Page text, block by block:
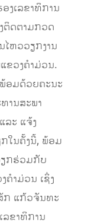
ງເລຂາທິການ
ຕິດຕາມກວດ
ໄຫວວຽກງານ
ຂວງຄໍາມ່ວນ.
ອມດ້ວຍຄະນະ
ານສະພາ
ລະ ແຈ້ງ
ໃນຄັ້ງນີ້, ພ້ອມ
ກຮ່ວມກັບ
ຄໍາມ່ວນ ເຊິ່ງ
ກ ແກ້ວຈັນທະ
ລຂາທິການ